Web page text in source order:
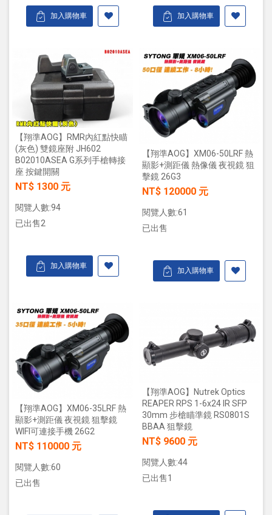
加入購物車 加入購物車
【翔準AOG】RMR內紅點快瞄
(灰色) 雙鏡座附 JH602
B02010ASEA G系列手槍轉接
座 按鍵開關
NT$ 1300 元
閱覽人數:94
已出售2
加入購物車
【翔準AOG】XM06-50LRF 熱
顯影+測距儀 熱像儀 夜視鏡 狙
擊鏡 26G3
NT$ 120000 元
閱覽人數:61
已出售
加入購物車
【翔準AOG】XM06-35LRF 熱
顯影+測距儀 夜視鏡 狙擊鏡
WIFI可連接手機 26G2
NT$ 110000 元
閱覽人數:60
已出售
【翔準AOG】Nutrek Optics
REAPER RPS 1-6x24 IR SFP
30mm 步槍瞄準鏡 RS0801S
BBAA 狙擊鏡
NT$ 9600 元
閱覽人數:44
已出售1